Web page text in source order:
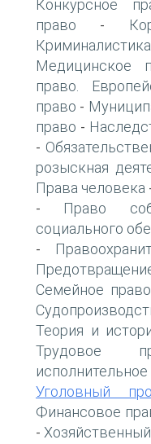
Конкурсное
право -
Криминалистика
Медицинское
право.
право -
право -
-
розыскная
Права человека
- Право
социального
-
Семейное право
Теория и
Трудовое
Уголовный
Финансовое
-